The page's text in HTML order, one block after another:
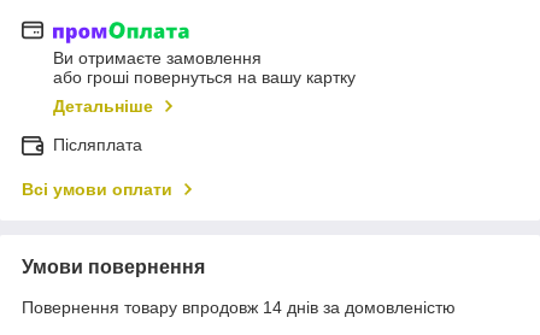
Ви отримаєте замовлення
або гроші повернуться на вашу картку
Детальніше
Післяплата
Всі умови оплати
Умови повернення
Повернення товару впродовж 14 днів за домовленістю